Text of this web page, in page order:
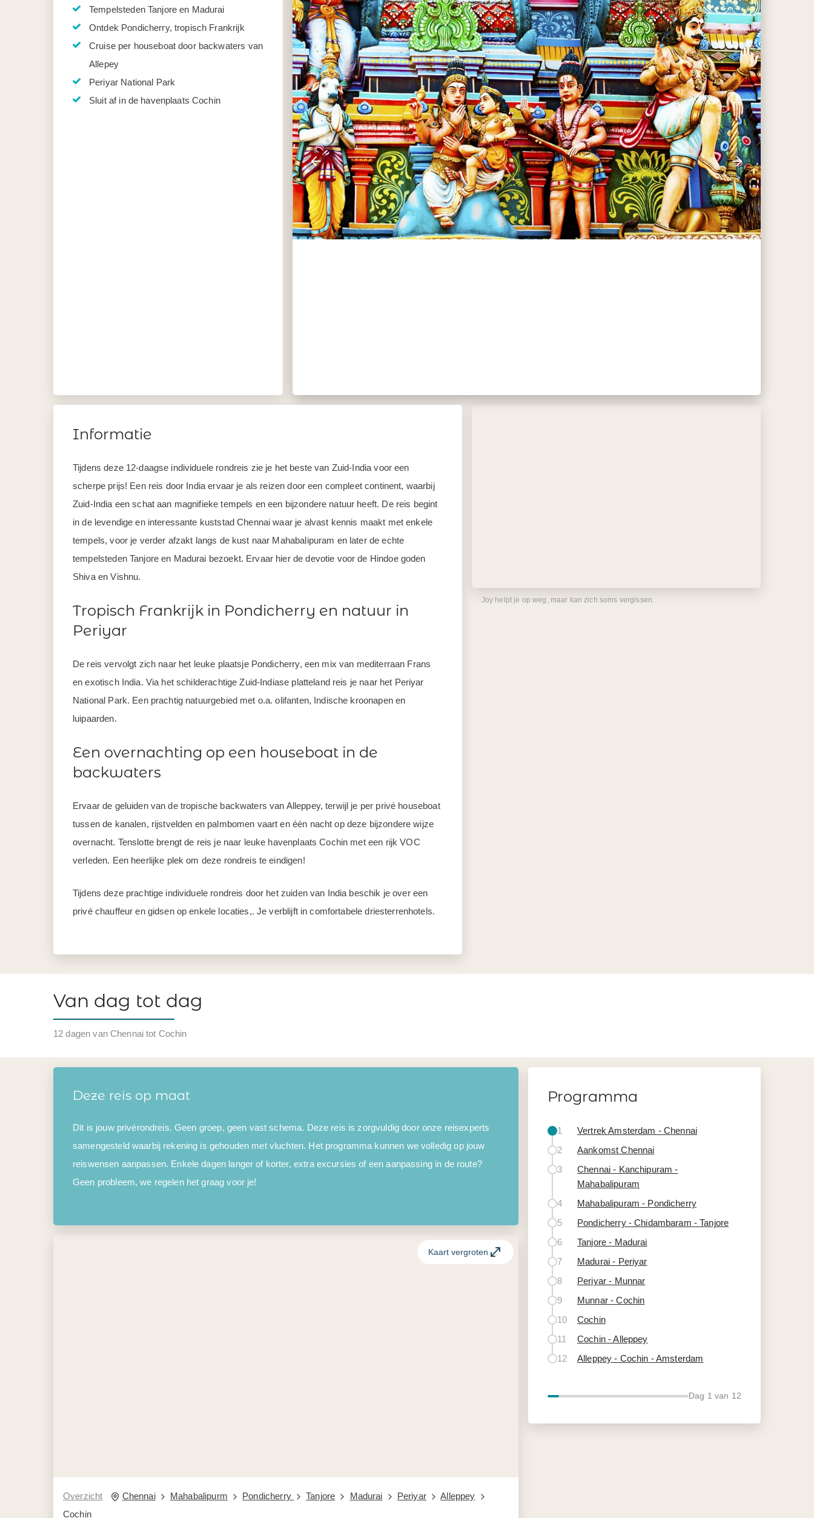
Tempelsteden Tanjore en Madurai
Ontdek Pondicherry, tropisch Frankrijk
Cruise per houseboat door backwaters van
Allepey
Periyar National Park
Sluit af in de havenplaats Cochin
Informatie
Tijdens deze 12-daagse individuele rondreis zie je het beste van Zuid-India voor een
scherpe prijs! Een reis door India ervaar je als reizen door een compleet continent, waarbij
Zuid-India een schat aan magnifieke tempels en een bijzondere natuur heeft. De reis begint
in de levendige en interessante kuststad Chennai waar je alvast kennis maakt met enkele
tempels, voor je verder afzakt langs de kust naar Mahabalipuram en later de echte
tempelsteden Tanjore en Madurai bezoekt. Ervaar hier de devotie voor de Hindoe goden
Shiva en Vishnu.
Tropisch Frankrijk in Pondicherry en natuur in
Periyar
De reis vervolgt zich naar het leuke plaatsje Pondicherry, een mix van mediterraan Frans
en exotisch India. Via het schilderachtige Zuid-Indiase platteland reis je naar het Periyar
National Park. Een prachtig natuurgebied met o.a. olifanten, Indische kroonapen en
luipaarden.
Een overnachting op een houseboat in de
backwaters
Ervaar de geluiden van de tropische backwaters van Alleppey, terwijl je per privé houseboat
tussen de kanalen, rijstvelden en palmbomen vaart en één nacht op deze bijzondere wijze
overnacht. Tenslotte brengt de reis je naar leuke havenplaats Cochin met een rijk VOC
verleden. Een heerlijke plek om deze rondreis te eindigen!
Tijdens deze prachtige individuele rondreis door het zuiden van India beschik je over een
privé chauffeur en gidsen op enkele locaties,. Je verblijft in comfortabele driesterrenhotels.
Joy helpt je op weg, maar kan zich soms vergissen.
Van dag tot dag
12 dagen van Chennai tot Cochin
Deze reis op maat
Dit is jouw privérondreis. Geen groep, geen vast schema. Deze reis is zorgvuldig door onze reisexperts
samengesteld waarbij rekening is gehouden met vluchten. Het programma kunnen we volledig op jouw
reiswensen aanpassen. Enkele dagen langer of korter, extra excursies of een aanpassing in de route?
Geen probleem, we regelen het graag voor je!
Overzicht Chennai Mahabalipurm Pondicherry Tanjore Madurai Periyar
Alleppey
Cochin
Kaart vergroten
Programma
1
Vertrek Amsterdam - Chennai
2
Aankomst Chennai
3
Chennai - Kanchipuram -
Mahabalipuram
4
Mahabalipuram - Pondicherry
5
Pondicherry - Chidambaram - Tanjore
6
Tanjore - Madurai
7
Madurai - Periyar
8
Periyar - Munnar
9
Munnar - Cochin
10
Cochin
11
Cochin - Alleppey
12
Alleppey - Cochin - Amsterdam
Dag 1 van 12